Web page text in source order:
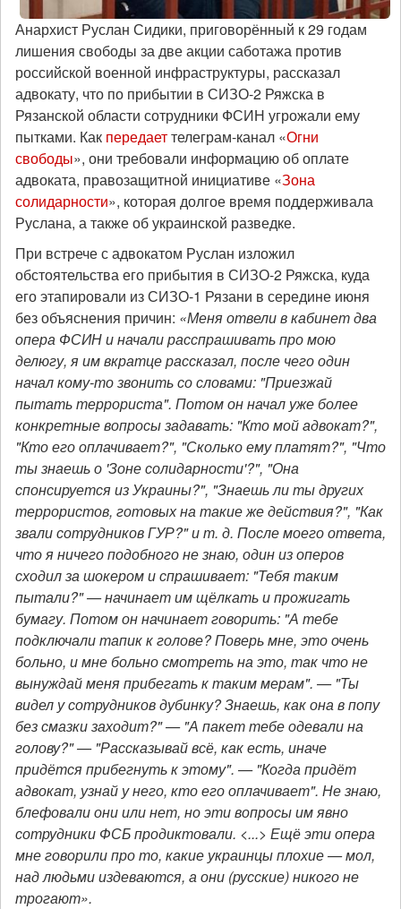
Анархист Руслан Сидики, приговорённый к 29 годам
лишения свободы за две акции саботажа против
российской военной инфраструктуры, рассказал
адвокату, что по прибытии в СИЗО-2 Ряжска в
Рязанской области сотрудники ФСИН угрожали ему
пытками. Как передаеттелеграм-канал «Огни
свободы», они требовали информацию об оплате
адвоката, правозащитной инициативе «Зона
солидарности», которая долгое время поддерживала
Руслана, а также об украинской разведке.
При встрече с адвокатом Руслан изложил
обстоятельства его прибытия в СИЗО-2 Ряжска, куда
его этапировали из СИЗО-1 Рязани в середине июня
без объяснения причин: «Меня отвели в кабинет два
опера ФСИН и начали расспрашивать про мою
делюгу, я им вкратце рассказал, после чего один
начал кому-то звонить со словами: "Приезжай
пытать террориста". Потом он начал уже более
конкретные вопросы задавать: "Кто мой адвокат?",
"Кто его оплачивает?", "Сколько ему платят?", "Что
ты знаешь о 'Зоне солидарности'?", "Она
спонсируется из Украины?", "Знаешь ли ты других
террористов, готовых на такие же действия?", "Как
звали сотрудников ГУР?" и т. д. После моего ответа,
что я ничего подобного не знаю, один из оперов
сходил за шокером и спрашивает: "Тебя таким
пытали?" — начинает им щёлкать и прожигать
бумагу. Потом он начинает говорить: "А тебе
подключали тапик к голове? Поверь мне, это очень
больно, и мне больно смотреть на это, так что не
вынуждай меня прибегать к таким мерам". — "Ты
видел у сотрудников дубинку? Знаешь, как она в попу
без смазки заходит?" — "А пакет тебе одевали на
голову?" — "Рассказывай всё, как есть, иначе
придётся прибегнуть к этому". — "Когда придёт
адвокат, узнай у него, кто его оплачивает". Не знаю,
блефовали они или нет, но эти вопросы им явно
сотрудники ФСБ продиктовали. <...> Ещё эти опера
мне говорили про то, какие украинцы плохие — мол,
над людьми издеваются, а они (русские) никого не
трогают».